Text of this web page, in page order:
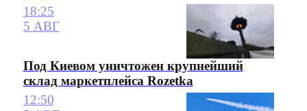
18:25
5 АВГ
Под Киевом уничтожен крупнейший
склад маркетплейса Rozetka
12:50